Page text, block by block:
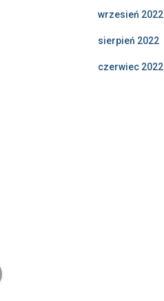
wrzesień 2022
sierpień 2022
czerwiec 2022